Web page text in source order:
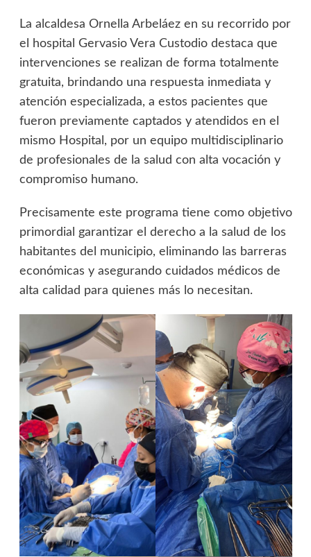
La alcaldesa Ornella Arbeláez en su recorrido por
el hospital Gervasio Vera Custodio destaca que
intervenciones se realizan de forma totalmente
gratuita, brindando una respuesta inmediata y
atención especializada, a estos pacientes que
fueron previamente captados y atendidos en el
mismo Hospital, por un equipo multidisciplinario
de profesionales de la salud con alta vocación y
compromiso humano.
Precisamente este programa tiene como objetivo
primordial garantizar el derecho a la salud de los
habitantes del municipio, eliminando las barreras
económicas y asegurando cuidados médicos de
alta calidad para quienes más lo necesitan.